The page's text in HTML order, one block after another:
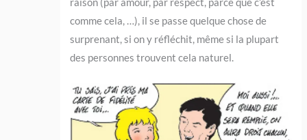
comme cela, …), il se passe quelque chose de
surprenant, si on y réfléchit, même si la plupart
des personnes trouvent cela naturel.